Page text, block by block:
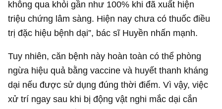
không qua khỏi gần như 100% khi đã xuất hiện
triệu chứng lâm sàng. Hiện nay chưa có thuốc điều
trị đặc hiệu bệnh dại”, bác sĩ Huyền nhấn mạnh.
Tuy nhiên, căn bệnh này hoàn toàn có thể phòng
ngừa hiệu quả bằng vaccine và huyết thanh kháng
dại nếu được sử dụng đúng thời điểm. Vì vậy, việc
xử trí ngay sau khi bị động vật nghi mắc dại cắn